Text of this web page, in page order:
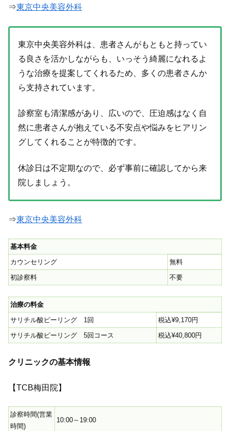
⇒東京中央美容外科
東京中央美容外科は、患者さんがもともと持ってい
る良さを活かしながらも、いっそう綺麗になれるよ
うな治療を提案してくれるため、多くの患者さんか
ら支持されています。
診察室も清潔感があり、広いので、圧迫感はなく自
然に患者さんが抱えている不安点や悩みをヒアリン
グしてくれることが特徴的です。
休診日は不定期なので、必ず事前に確認してから来
院しましょう。
⇒東京中央美容外科
基本料金
カウンセリング
無料
初診察料
不要
治療の料金
サリチル酸ピーリング 1回
税込¥9,170円
サリチル酸ピーリング 5回コース
税込¥40,800円
クリニックの基本情報
【TCB梅田院】
診察時間(営業
時間)
10:00～19:00